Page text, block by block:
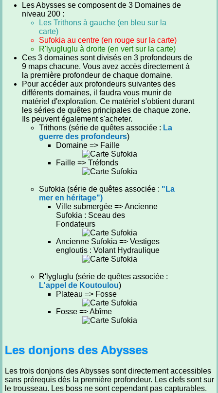
Les Abysses se composent de 3 Domaines de
niveau 200 :
Les Trithons à gauche (en bleu sur la
carte)
Sufokia au centre (en rouge sur la carte)
R'lyugluglu à droite (en vert sur la carte)
Ces 3 domaines sont divisés en 3 profondeurs de
9 maps chacune. Vous avez accès directement à
la première profondeur de chaque domaine.
Pour accéder aux profondeurs suivantes des
différents domaines, il faudra vous munir de
matériel d'exploration. Ce matériel s'obtient durant
les séries de quêtes principales de chaque zone.
Ils peuvent également s'acheter.
Trithons (série de quêtes associée : La
guerre des profondeurs)
Domaine => Faille
Faille => Tréfonds
Sufokia (série de quêtes associée : "La
mer en héritage")
Ville submergée => Ancienne
Sufokia : Sceau des
Fondateurs
Ancienne Sufokia => Vestiges
engloutis : Volant Hydraulique
R'lygluglu (série de quêtes associée :
L'appel de Koutoulou)
Plateau => Fosse
Fosse => Abîme
Les donjons des Abysses
Les trois donjons des Abysses sont directement accessibles
sans prérequis dès la première profondeur. Les clefs sont sur
le trousseau. Les boss ne sont cependant pas capturables.